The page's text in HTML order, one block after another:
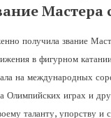
Мастера
получила звание
в фигурном
на международных
Олимпийских играх и
таланту, упорству и